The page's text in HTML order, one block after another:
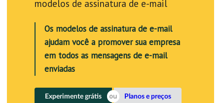
modelos de assinatura de e-mail
Os modelos de assinatura de e-mail
ajudam você a promover sua empresa
em todos as mensagens de e-mail
enviadas
Experimente grátis Planos e preços